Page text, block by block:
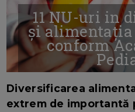
11 NU-uri in
și
conform
Diversificarea
extrem de importantă